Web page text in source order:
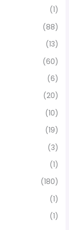
(1)
(88)
(13)
(60)
(6)
(20)
(10)
(19)
(3)
(1)
(180)
(1)
(1)